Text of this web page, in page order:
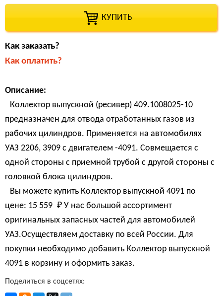
КУПИТЬ
Как заказать?
Как оплатить?
Описание:
Коллектор выпускной (ресивер) 409.1008025-10
предназначен для отвода отработанных газов из
рабочих цилиндров. Применяется на автомобилях
УАЗ 2206, 3909 с двигателем -4091. Совмещается с
одной стороны с приемной трубой с другой стороны с
головкой блока цилиндров.
Вы можете купить Коллектор выпускной 4091 по
цене: 15 559 ₽ У нас большой ассортимент
оригинальных запасных частей для автомобилей
УАЗ.Осуществляем доставку по всей России. Для
покупки необходимо добавить Коллектор выпускной
4091 в корзину и оформить заказ.
Поделиться в соцсетях: